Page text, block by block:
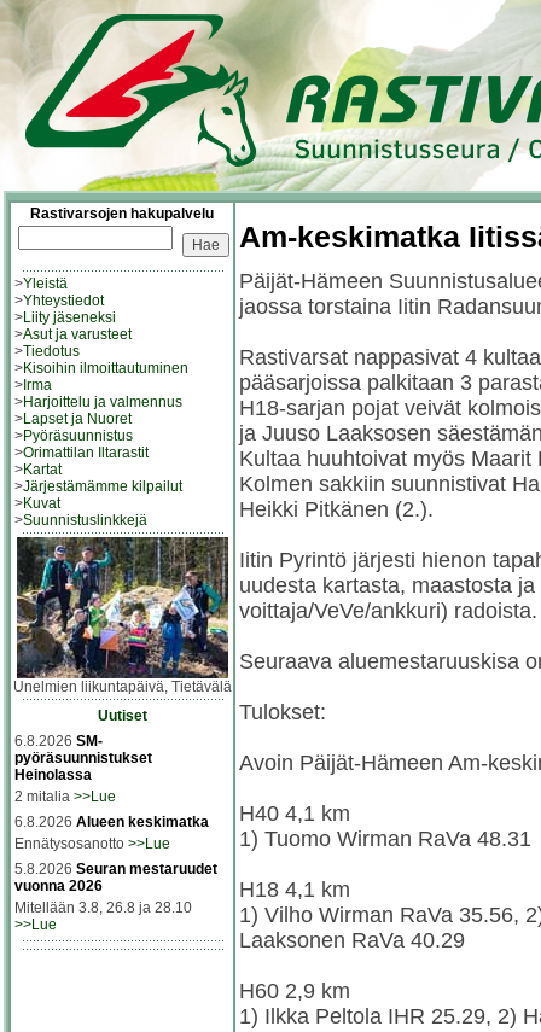
Rastivarsojen hakupalvelu
>Yleistä
>Yhteystiedot
>Liity jäseneksi
>Asut ja varusteet
>Tiedotus
>Kisoihin ilmoittautuminen
> Irma
>Harjoittelu ja valmennus
>Lapset ja Nuoret
>Pyöräsuunnistus
>Orimattilan Iltarastit
>Kartat
>Järjestämämme kilpailut
>Kuvat
>Suunnistuslinkkejä
Unelmien liikuntapäivä, Tietävälä
Uutiset
6.8.2026 SM-
pyöräsuunnistukset
Heinolassa
2 mitalia >>Lue
6.8.2026 Alueen keskimatka
Ennätysosanotto >>Lue
5.8.2026 Seuran mestaruudet
vuonna 2026
Mitellään 3.8, 26.8 ja 28.10
>>Lue
Am-keskimatka
Päijät-Hämeen
jaossa torstaina Iitin
Rastivarsat nappasivat 4
pääsarjoissa palkitaan 3
H18-sarjan pojat veivät
ja Juuso Laaksosen
Kultaa huuhtoivat myös
Kolmen sakkiin suunnistivat
Heikki Pitkänen (2.).
Iitin Pyrintö järjesti hienon
uudesta kartasta, maastosta
voittaja/VeVe/ankkuri) radoista.
Seuraava aluemestaruuskisa
Tulokset:
Avoin Päijät-Hämeen Am-
H40 4,1 km
1) Tuomo Wirman RaVa 48.31
H18 4,1 km
1) Vilho Wirman RaVa 35.56,
Laaksonen RaVa 40.29
H60 2,9 km
1) Ilkka Peltola IHR 25.29, 2)